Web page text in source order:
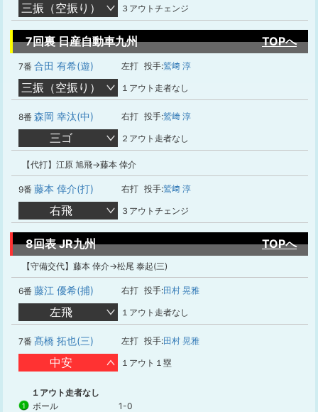
三振（空振り） ３アウトチェンジ
7回裏 日産自動車九州 TOPへ
7番 合田 有希(遊) 左打 投手:鷲﨑 淳
三振（空振り） １アウト走者なし
8番 森岡 幸汰(中) 右打 投手:鷲﨑 淳
三ゴ ２アウト走者なし
【代打】江原 旭飛→藤本 倖介
9番 藤本 倖介(打) 右打 投手:鷲﨑 淳
右飛 ３アウトチェンジ
8回表 JR九州 TOPへ
【守備交代】藤本 倖介→松尾 泰起(三)
6番 藤江 優希(捕) 右打 投手:田村 晃雅
左飛 １アウト走者なし
7番 髙橋 拓也(三) 左打 投手:田村 晃雅
中安 １アウト１塁
１アウト走者なし
1 ボール 1-0